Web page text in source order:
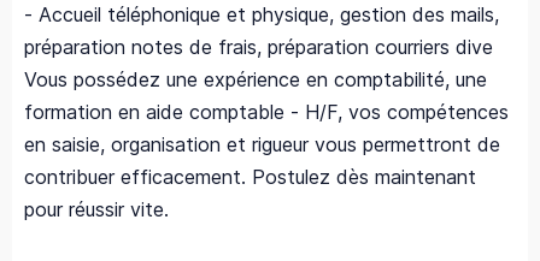
- Accueil téléphonique et physique, gestion des mails,
préparation notes de frais, préparation courriers dive
Vous possédez une expérience en comptabilité, une
formation en aide comptable - H/F, vos compétences
en saisie, organisation et rigueur vous permettront de
contribuer efficacement. Postulez dès maintenant
pour réussir vite.